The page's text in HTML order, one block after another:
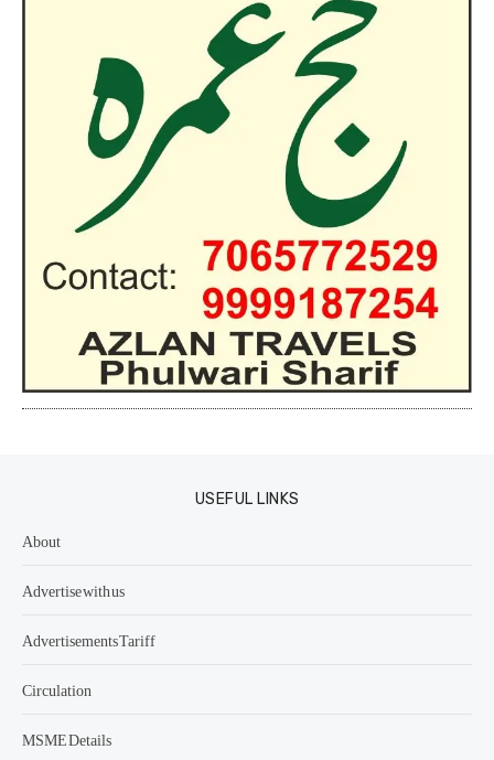
USEFUL LINKS
About
Advertise with us
Advertisements Tariff
Circulation
MSME Details